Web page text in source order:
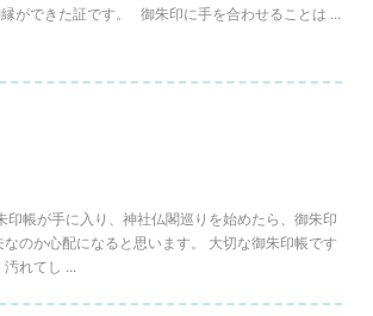
ができた証です。 御朱印に手を合わせることは ...
帳が手に入り、神社仏閣巡りを始めたら、御朱印
のか心配になると思います。 大切な御朱印帳です
れてし ...